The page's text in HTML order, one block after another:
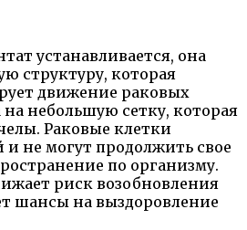
устанавливается, она
структуру, которая
движение раковых
небольшую сетку, которая
Раковые клетки
и не могут продолжить свое
по организму.
риск возобновления
шансы на выздоровление